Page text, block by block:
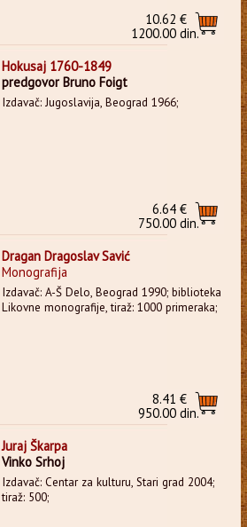
10.62 €
1200.00 din.
Hokusaj 1760-1849
predgovor Bruno Foigt
Izdavač: Jugoslavija, Beograd 1966;
6.64 €
750.00 din.
Dragan Dragoslav Savić
Monografija
Izdavač: A-Š Delo, Beograd 1990; biblioteka
Likovne monografije, tiraž: 1000 primeraka;
8.41 €
950.00 din.
Juraj Škarpa
Vinko Srhoj
Izdavač: Centar za kulturu, Stari grad 2004;
tiraž: 500;